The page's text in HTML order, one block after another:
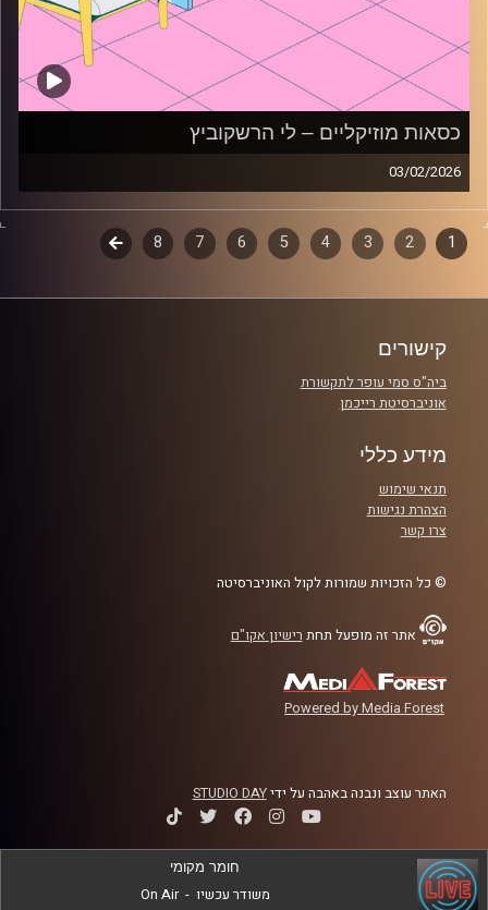
כסאות מוזיקליים – לי הרשקוביץ
03/02/2026
כסאות מוזיקליים עם לי הרשקוביץ
קרדיט תמונות:AudioVersity
דפדוף
1
2
3
4
5
6
7
8
לשלב
קישורים
ביה"ס סמי עופר לתקשורת
אוניברסיטת רייכמן
מידע כללי
תנאי שימוש
הצהרת נגישות
צרו קשר
© כל הזכויות שמורות לקול האוניברסיטה
אתר זה מופעל תחת רישיון אקו"ם
Powered by Media Forest
האתר עוצב ונבנה באהבה על ידיSTUDIO DAY
חומר מקומי
משודר עכשיו -
On Air